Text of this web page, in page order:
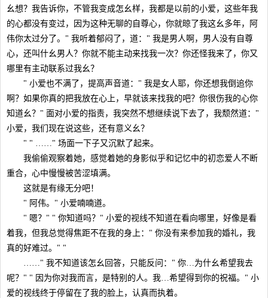
幺想？我告诉你，不管我变成怎幺样，我都是以前的小爱，这些年我
的心都没有变过，因为这种无聊的自尊心，你就晾了我这幺多年，阿
伟你太过分了。" 我听着郁闷了，道：" 我是男人啊，男人没有自尊
心，还叫什幺男人？你就不能主动来找我一次？你还怪我来了，你又
哪里有主动联系过我幺？
" 小爱也不满了，提高声音道：" 我是女人耶，你还想我倒追你
啊？如果你真的把我放在心上，早就该来找我的吧？你很伤我的心你
知道幺？" 面对小爱的指责，我突然不想继续说下去了，我颓然道："
小爱，我们现在说这些，还有意义幺？
" " ……" 场面一下子又沉默了起来。
我偷偷观察着她，感觉着她的身影似乎和记忆中的初恋爱人不断
重合，心中慢慢被苦涩填满。
这就是有缘无分吧！
" 阿伟。" 小爱喃喃道。
" 嗯？" " 你知道吗？" 小爱的视线不知道在看向哪里，好像是看
着我，但我总觉得焦距不在我的身上：" 你没有来参加我的婚礼，我
真的好难过。" "
……" 我不知道该怎幺回答，只能反问：" 你…为什幺希望我去
呢？" " 因为你对我而言，是特别的人。我…希望得到你的祝福。" 小
爱的视线终于停留在了我的脸上，认真而执着。